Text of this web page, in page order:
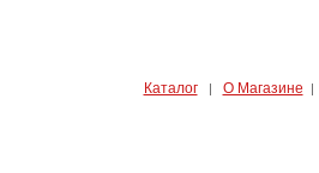
Каталог| О Магазине |